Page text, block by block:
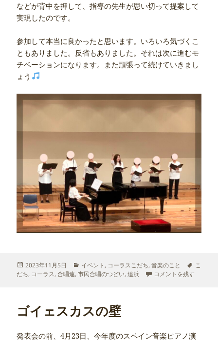
などが背中を押して、指導の先生が思い切って提案して
実現したのです。
参加して本当に良かったと思います。いろいろ気づくこ
ともありました。反省もありました。それは次に進むモ
チベーションになります。また頑張って続けていきまし
ょう
投
稿
2023年11月5日
カ
テ
イベント , コーラスこだち,音楽のこと
タ
こ
だち, コーラス,合唱連,市民合唱のつどい,追浜 合唱のつどい に
コメントを残す
ゴイェスカスの壁
発表会の前、4月23日、今年度のスペイン音楽ピアノ演